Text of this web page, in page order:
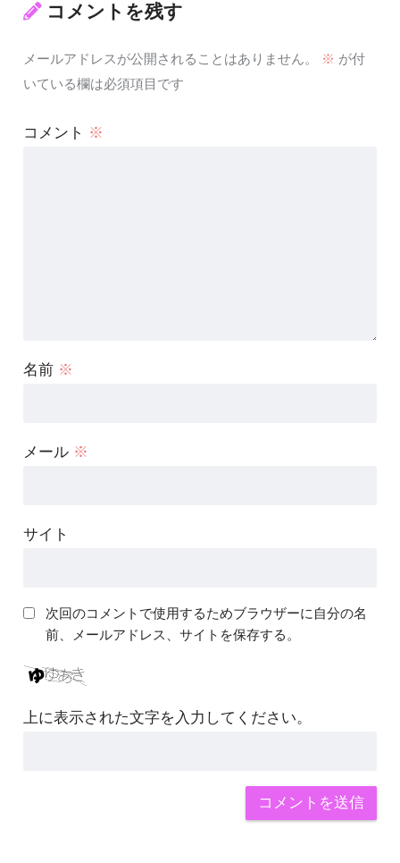
コメントを残す
メールアドレスが公開されることはありません。 ※ が付
いている欄は必須項目です
コメント ※
名前 ※
メール ※
サイト
次回のコメントで使用するためブラウザーに自分の名
前、メールアドレス、サイトを保存する。
上に表示された文字を入力してください。